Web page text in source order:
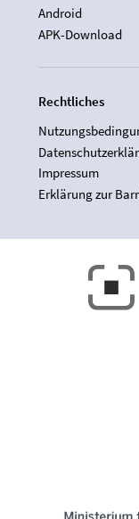
Android
APK-Download
Rechtliches
Impressum
Erklärung zur